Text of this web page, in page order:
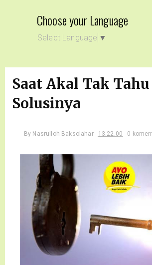
Choose your Language
Select Language ▼
Saat Akal Tak Tahu
Solusinya
By Nasrulloh Baksolahar 13.22.00 0